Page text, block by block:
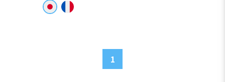
1